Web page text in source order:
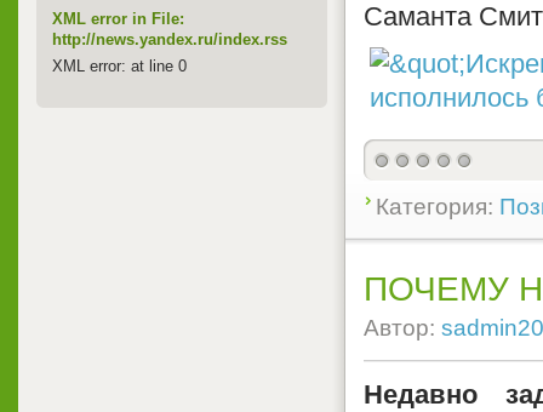
Саманта
Категория:
ПОЧЕМУ
Автор:
Недавно
XML error in File:
http://news.yandex.ru/index.rss
XML error: at line 0